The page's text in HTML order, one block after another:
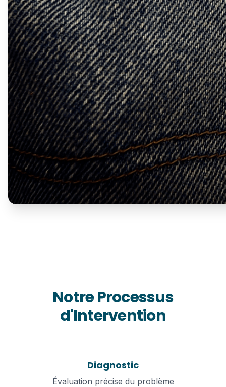
Notre Processus
d'Intervention
Diagnostic
Évaluation précise du problème